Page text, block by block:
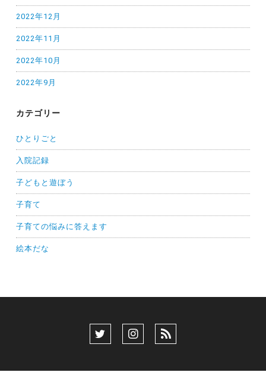
2022年12月
2022年11月
2022年10月
2022年9月
カテゴリー
ひとりごと
入院記録
子どもと遊ぼう
子育て
子育ての悩みに答えます
絵本だな